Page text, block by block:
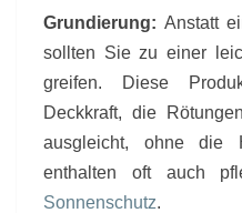
Grundierung: Anstatt
sollten Sie zu einer
greifen. Diese
Deckkraft, die
ausgleicht, ohne die
enthalten oft auch
Sonnenschutz.